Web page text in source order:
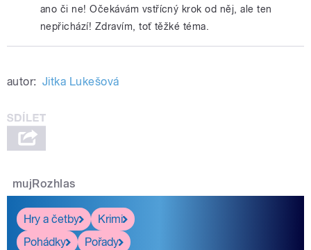
ano či ne! Očekávám vstřícný krok od něj, ale ten
nepřichází! Zdravím, toť těžké téma.
autor: Jitka Lukešová
mujRozhlas
Hry a četby
Krimi
Pohádky
Pořady